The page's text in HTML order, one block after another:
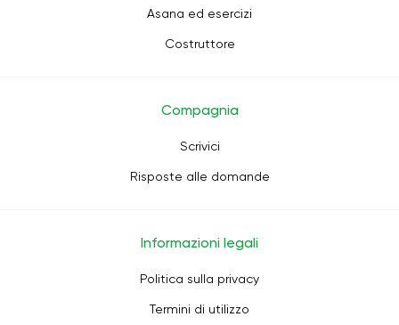
Asana ed esercizi
Costruttore
Compagnia
Scrivici
Risposte alle domande
Informazioni legali
Politica sulla privacy
Termini di utilizzo